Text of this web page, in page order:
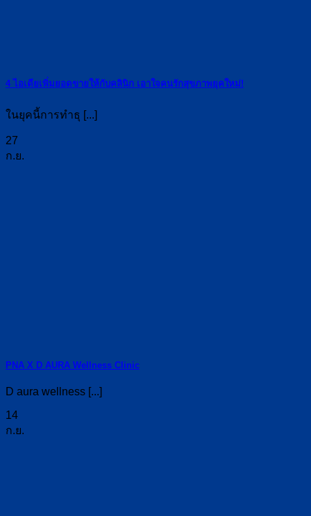
4 ไอเดียเพิ่มยอดขายให้กับคลินิก เอาใจคนรักสุขภาพยุคใหม่!
ในยุคนี้การทำธุ [...]
27
ก.ย.
PNA X D AURA Wellness Clinic
D aura wellness [...]
14
ก.ย.